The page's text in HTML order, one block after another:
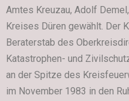
Amtes Kreuzau, Adolf
Kreises Düren gewählt. Der
Beraterstab des
Katastrophen- und
an der Spitze des
im November 1983 in den